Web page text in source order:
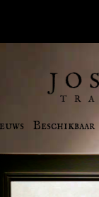
Beschikbaar